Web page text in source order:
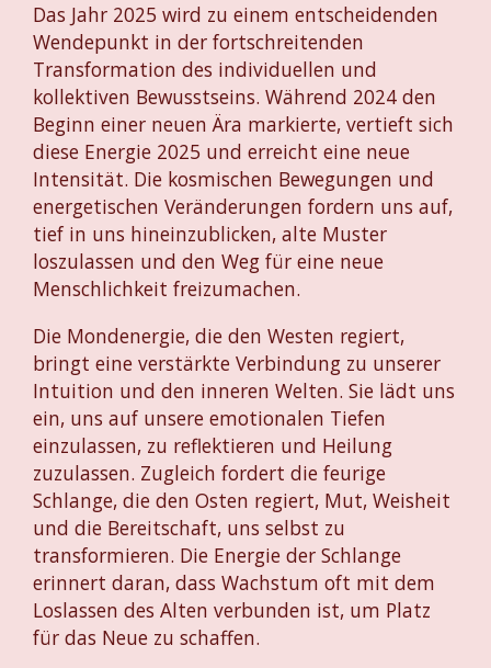
Das Jahr 2025 wird zu einem entscheidenden
Wendepunkt in der fortschreitenden
Transformation des individuellen und
kollektiven Bewusstseins. Während 2024 den
Beginn einer neuen Ära markierte, vertieft sich
diese Energie 2025 und erreicht eine neue
Intensität. Die kosmischen Bewegungen und
energetischen Veränderungen fordern uns auf,
tief in uns hineinzublicken, alte Muster
loszulassen und den Weg für eine neue
Menschlichkeit freizumachen.
Die Mondenergie, die den Westen regiert,
bringt eine verstärkte Verbindung zu unserer
Intuition und den inneren Welten. Sie lädt uns
ein, uns auf unsere emotionalen Tiefen
einzulassen, zu reflektieren und Heilung
zuzulassen. Zugleich fordert die feurige
Schlange, die den Osten regiert, Mut, Weisheit
und die Bereitschaft, uns selbst zu
transformieren. Die Energie der Schlange
erinnert daran, dass Wachstum oft mit dem
Loslassen des Alten verbunden ist, um Platz
für das Neue zu schaffen.